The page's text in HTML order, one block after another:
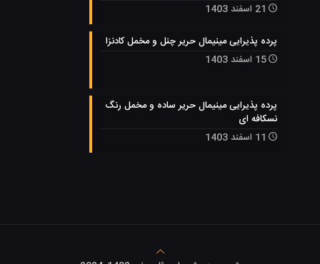
21 اسفند 1403
پرده پذیرایی مینیمال حریر چنل و مخمل کادنزا
15 اسفند 1403
پرده پذیرایی مینیمال حریر ساده و مخمل رنگ
نسکافه ای
11 اسفند 1403